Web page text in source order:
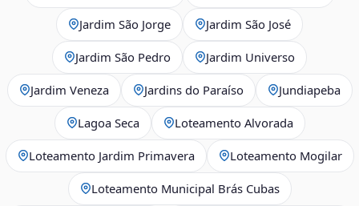
Jardim São Jorge Jardim São José
Jardim São Pedro Jardim Universo
Jardim Veneza Jardins do Paraíso Jundiapeba
Lagoa Seca Loteamento Alvorada
Loteamento Jardim Primavera Loteamento Mogilar
Loteamento Municipal Brás Cubas